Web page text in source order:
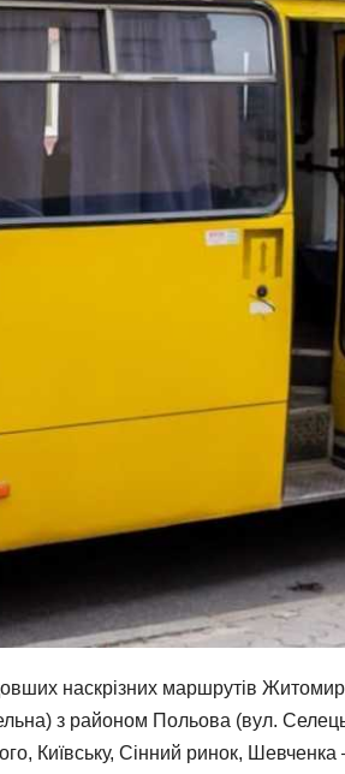
наскрізних маршрутів
з районом Польова (вул.
Київську, Сінний ринок,